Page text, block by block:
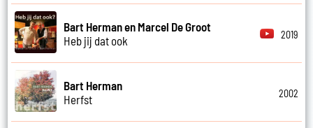
Bart Herman en Marcel De Groot
Heb jij dat ook
2019
Bart Herman
Herfst
2002